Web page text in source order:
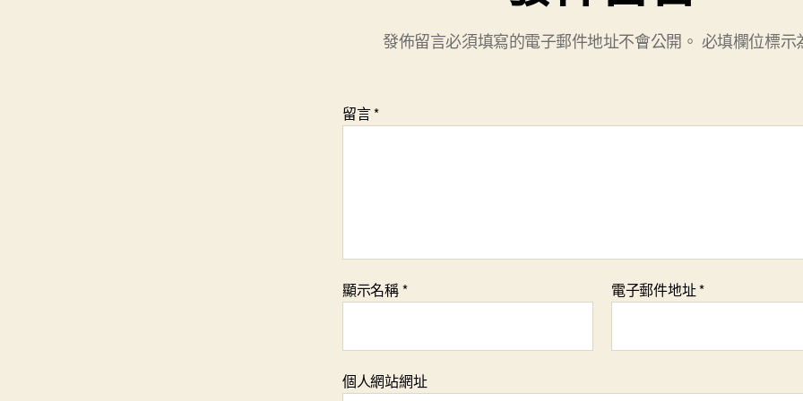
發佈留言必須填寫的電子郵件地址不會公開。 必填欄位標
留言*
顯示名稱* 電子郵件地址*
個人網站網址